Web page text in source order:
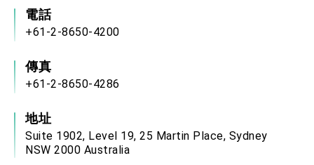
電話
+61-2-8650-4200
傳真
+61-2-8650-4286
地址
Suite 1902, Level 19, 25 Martin Place, Sydney
NSW 2000 Australia